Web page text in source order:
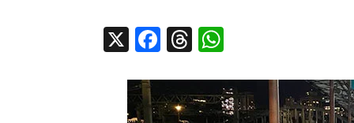
X Facebook
Threads